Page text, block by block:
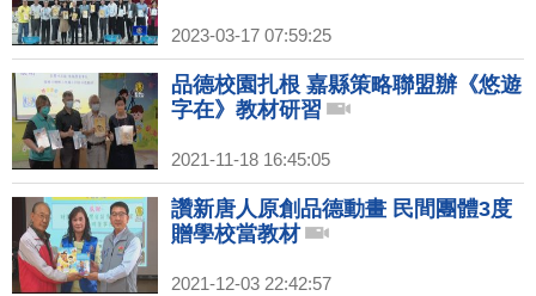
2023-03-17 07:59:25
品德校園扎根 嘉縣策略聯盟辦《悠遊
字在》教材研習
2021-11-18 16:45:05
讚新唐人原創品德動畫 民間團體3度
贈學校當教材
2021-12-03 22:42:57